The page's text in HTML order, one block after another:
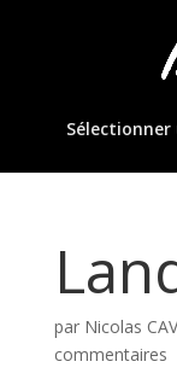
Sélectionner
par Nicolas
commentaires